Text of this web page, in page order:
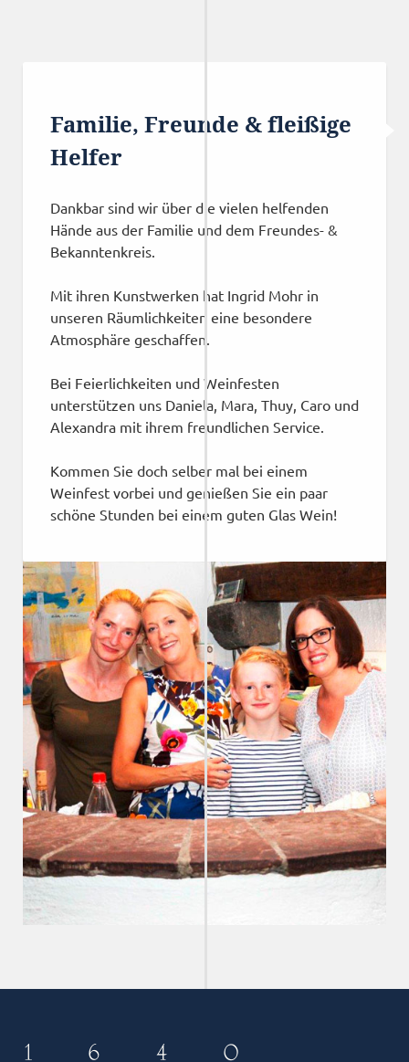
Familie, Freunde & fleißige
Helfer
Dankbar sind wir über die vielen helfenden
Hände aus der Familie und dem Freundes- &
Bekanntenkreis.
Mit ihren Kunstwerken hat Ingrid Mohr in
unseren Räumlichkeiten eine besondere
Atmosphäre geschaffen.
Bei Feierlichkeiten und Weinfesten
unterstützen uns Daniela, Mara, Thuy, Caro und
Alexandra mit ihrem freundlichen Service.
Kommen Sie doch selber mal bei einem
Weinfest vorbei und genießen Sie ein paar
schöne Stunden bei einem guten Glas Wein!